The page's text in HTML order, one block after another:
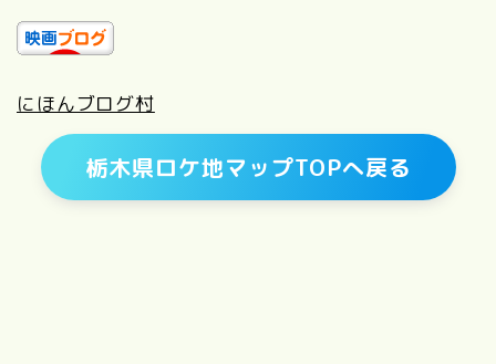
にほんブログ村
栃木県ロケ地マップTOPへ戻る